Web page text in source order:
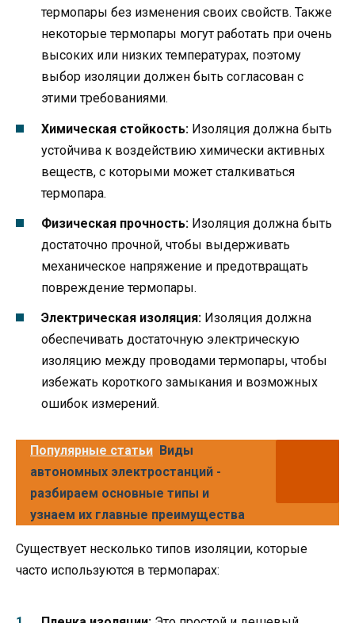
термопары без изменения своих свойств. Также
некоторые термопары могут работать при очень
высоких или низких температурах, поэтому
выбор изоляции должен быть согласован с
этими требованиями.
Химическая стойкость: Изоляция должна быть
устойчива к воздействию химически активных
веществ, с которыми может сталкиваться
термопара.
Физическая прочность: Изоляция должна быть
достаточно прочной, чтобы выдерживать
механическое напряжение и предотвращать
повреждение термопары.
Электрическая изоляция: Изоляция должна
обеспечивать достаточную электрическую
изоляцию между проводами термопары, чтобы
избежать короткого замыкания и возможных
ошибок измерений.
Популярные статьи Виды
автономных электростанций -
разбираем основные типы и
узнаем их главные преимущества
Существует несколько типов изоляции, которые
часто используются в термопарах: